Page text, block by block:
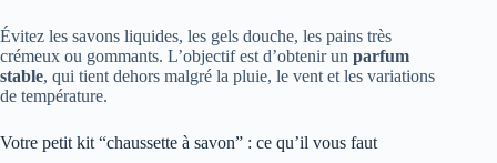
Évitez les savons liquides, les gels douche, les pains très
crémeux ou gommants. L’objectif est d’obtenir un parfum
stable, qui tient dehors malgré la pluie, le vent et les variations
de température.
Votre petit kit “chaussette à savon” : ce qu’il vous faut